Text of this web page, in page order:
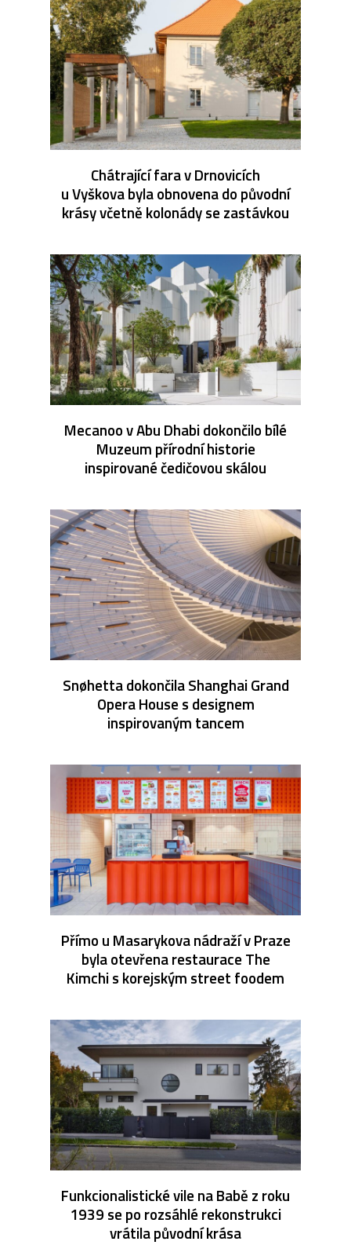
Chátrající fara v Drnovicích
u Vyškova byla obnovena do původní
krásy včetně kolonády se zastávkou
Mecanoo v Abu Dhabi dokončilo bílé
Muzeum přírodní historie
inspirované čedičovou skálou
Snøhetta dokončila Shanghai Grand
Opera House s designem
inspirovaným tancem
Přímo u Masarykova nádraží v Praze
byla otevřena restaurace The
Kimchi s korejským street foodem
Funkcionalistické vile na Babě z roku
1939 se po rozsáhlé rekonstrukci
vrátila původní krása